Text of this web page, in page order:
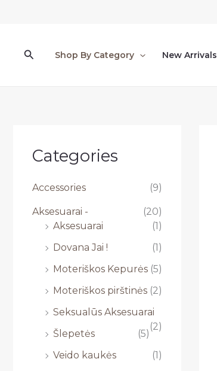
PaieškaShop By Category New Arrivals
Categories
Accessories (9)
Aksesuarai -
(20)
Aksesuarai
(1)
Dovana Jai !
(1)
Moteriškos Kepurės (5)
Moteriškos pirštinės (2)
Seksualūs Aksesuarai
(2)
Šlepetės
(5)
Veido kaukės
(1)